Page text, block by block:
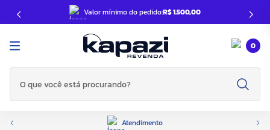
Valor mínimo do pedido:R$ 1.500,00
0
O que você está procurando?
Atendimento